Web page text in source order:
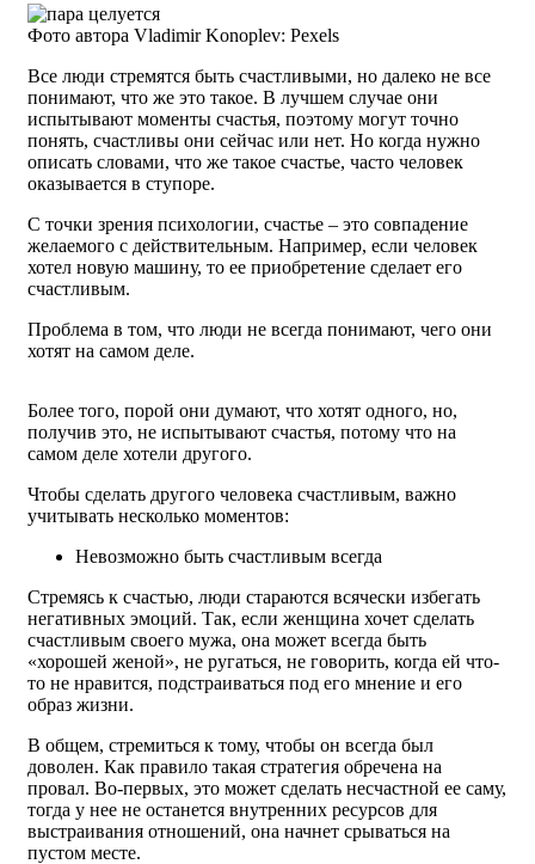
Фото автора Vladimir Konoplev: Pexels
Все люди стремятся быть счастливыми, но далеко не все
понимают, что же это такое. В лучшем случае они
испытывают моменты счастья, поэтому могут точно
понять, счастливы они сейчас или нет. Но когда нужно
описать словами, что же такое счастье, часто человек
оказывается в ступоре.
С точки зрения психологии, счастье – это совпадение
желаемого с действительным. Например, если человек
хотел новую машину, то ее приобретение сделает его
счастливым.
Проблема в том, что люди не всегда понимают, чего они
хотят на самом деле.
Более того, порой они думают, что хотят одного, но,
получив это, не испытывают счастья, потому что на
самом деле хотели другого.
Чтобы сделать другого человека счастливым, важно
учитывать несколько моментов:
Невозможно быть счастливым всегда
Стремясь к счастью, люди стараются всячески избегать
негативных эмоций. Так, если женщина хочет сделать
счастливым своего мужа, она может всегда быть
«хорошей женой», не ругаться, не говорить, когда ей что-
то не нравится, подстраиваться под его мнение и его
образ жизни.
В общем, стремиться к тому, чтобы он всегда был
доволен. Как правило такая стратегия обречена на
провал. Во-первых, это может сделать несчастной ее саму,
тогда у нее не останется внутренних ресурсов для
выстраивания отношений, она начнет срываться на
пустом месте.